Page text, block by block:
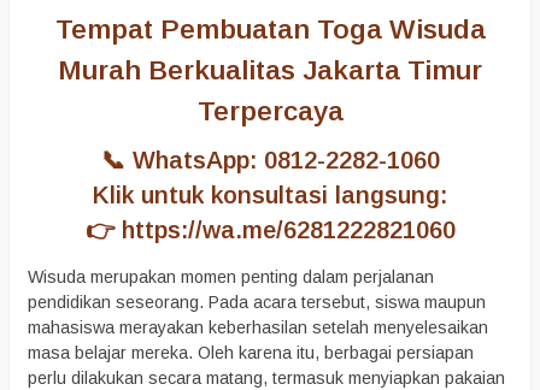
Tempat Pembuatan Toga Wisuda
Murah Berkualitas Jakarta Timur
Terpercaya
📞 WhatsApp: 0812-2282-1060
Klik untuk konsultasi langsung:
👉 https://wa.me/6281222821060
Wisuda merupakan momen penting dalam perjalanan
pendidikan seseorang. Pada acara tersebut, siswa maupun
mahasiswa merayakan keberhasilan setelah menyelesaikan
masa belajar mereka. Oleh karena itu, berbagai persiapan
perlu dilakukan secara matang, termasuk menyiapkan pakaian